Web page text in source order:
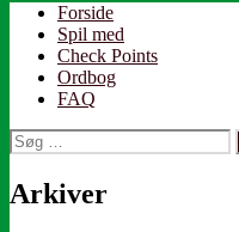
Forside
Spil med
Check Points
Ordbog
FAQ
Søg
efter:
Arkiver